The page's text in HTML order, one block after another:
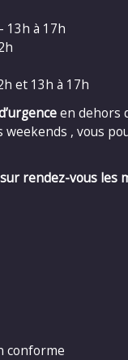
13h à 17h
et 13h à 17h
en dehors
weekends , vous
sur rendez-vous les
conforme